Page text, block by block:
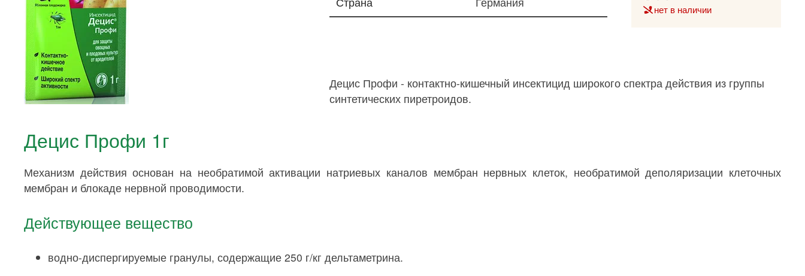
нет в наличии
Децис Профи - контактно-кишечный инсектицид широкого спектра действия из группы
синтетических пиретроидов.
Децис Профи 1г
Механизм действия основан на необратимой активации натриевых каналов мембран нервных клеток, необратимой деполяризации клеточных
мембран и блокаде нервной проводимости.
Действующее вещество
водно-диспергируемые гранулы, содержащие 250 г/кг дельтаметрина.